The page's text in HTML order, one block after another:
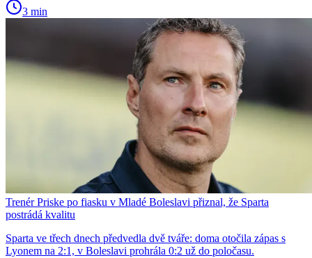
3 min
Trenér Priske po fiasku v Mladé Boleslavi přiznal, že Sparta
postrádá kvalitu
Sparta ve třech dnech předvedla dvě tváře: doma otočila zápas s
Lyonem na 2:1, v Boleslavi prohrála 0:2 už do poločasu.